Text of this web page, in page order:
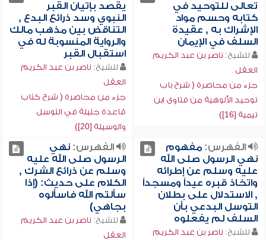
تعالى للتوحيد في
كتابه وحسم مواد
الإشراك به , عقيدة
السلف في الإيمان
للشيخ: ناصر بن عبد الكريم
العقل
جزء من محاضرة ( شرح باب
توحيد الألوهية من فتاوى ابن
تيمية [16])
يقصد بإتيان القبر
النبوي وسد ذرائع البدع ,
التناقض بين مذهب مالك
والرواية المنسوبة له في
استقبال القبر
للشيخ: ناصر بن عبد الكريم
العقل
جزء من محاضرة ( شرح كتاب
قاعدة جليلة في التوسل
والوسيلة [20])
الفهرس:مفهوم
نهي الرسول صلى الله
عليه وسلم عن إطرائه
واتخاذ قبره عيداً ومسجداً
, الاستدلال على بطلان
التوسل البدعي بأن
السلف لم يفعلوه
للشيخ: ناصر بن عبد الكريم
الفهرس:نهي
الرسول صلى الله عليه
وسلم عن ذرائع الشرك ,
الكلام على حديث: (إذا
سألتم الله فاسألوه
بجاهي)
للشيخ: ناصر بن عبد الكريم
العقل